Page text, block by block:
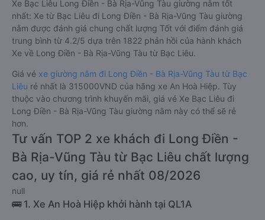
Xe Bạc Liêu Long Điền - Bà Rịa-Vũng Tàu giường nằm tốt
nhất: Xe từ Bạc Liêu đi Long Điền - Bà Rịa-Vũng Tàu giường
nằm được đánh giá chung chất lượng Tốt với điểm đánh giá
trung bình từ 4.2/5 dựa trên 1822 phản hồi của hành khách
Xe về Long Điền - Bà Rịa-Vũng Tàu từ Bạc Liêu.
Giá vé xe giường nằm đi Long Điền - Bà Rịa-Vũng Tàu từ Bạc
Liêu rẻ nhất là 315000VND của hãng xe An Hoà Hiệp. Tùy
thuộc vào chương trình khuyến mãi, giá vé Xe Bạc Liêu đi
Long Điền - Bà Rịa-Vũng Tàu giường nằm này có thể sẽ rẻ
hơn.
Tư vấn TOP 2 xe khách đi Long Điền -
Bà Rịa-Vũng Tàu từ Bạc Liêu chất lượng
cao, uy tín, giá rẻ nhất 08/2026
null
🚌 1. Xe An Hoà Hiệp khởi hành tại QL1A